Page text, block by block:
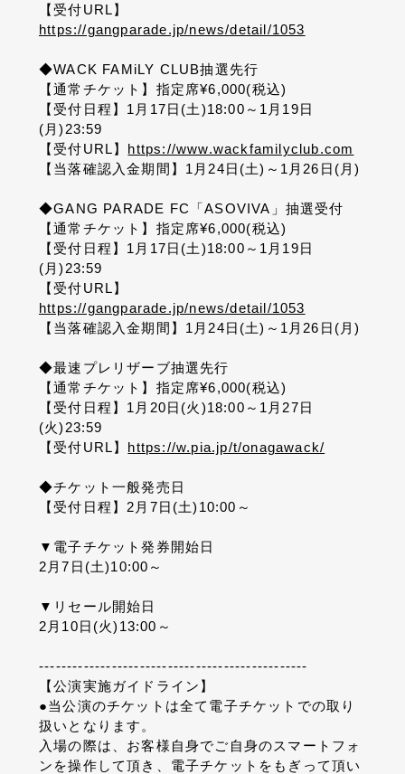
【受付URL】
https://gangparade.jp/news/detail/1053
◆WACK FAMiLY CLUB抽選先行
【通常チケット】指定席¥6,000(税込)
【受付日程】1月17日(土)18:00～1月19日
(月)23:59
【受付URL】 https://www.wackfamilyclub.com
【当落確認入金期間】1月24日(土)～1月26日(月)
◆GANG PARADE FC「ASOVIVA」抽選受付
【通常チケット】指定席¥6,000(税込)
【受付日程】1月17日(土)18:00～1月19日
(月)23:59
【受付URL】
https://gangparade.jp/news/detail/1053
【当落確認入金期間】1月24日(土)～1月26日(月)
◆最速プレリザーブ抽選先行
【通常チケット】指定席¥6,000(税込)
【受付日程】1月20日(火)18:00～1月27日
(火)23:59
【受付URL】 https://w.pia.jp/t/onagawack/
◆チケット一般発売日
【受付日程】2月7日(土)10:00～
▼電子チケット発券開始日
2月7日(土)10:00～
▼リセール開始日
2月10日(火)13:00～
------------------------------------------------
【公演実施ガイドライン】
●当公演のチケットは全て電子チケットでの取り
扱いとなります。
入場の際は、お客様自身でご自身のスマートフォ
ンを操作して頂き、電子チケットをもぎって頂い